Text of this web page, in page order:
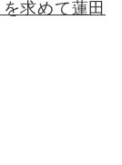
求めて蓮田